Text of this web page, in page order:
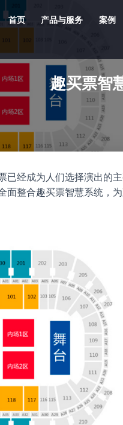
首页 产品与服务 案例
趣买票智
已经成为人们选择演出的
面整合趣买票智慧系统，